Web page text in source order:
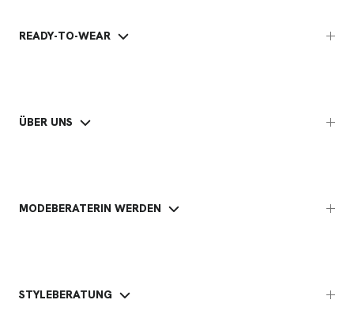
READY-TO-WEAR
ÜBER UNS
MODEBERATERIN WERDEN
STYLEBERATUNG